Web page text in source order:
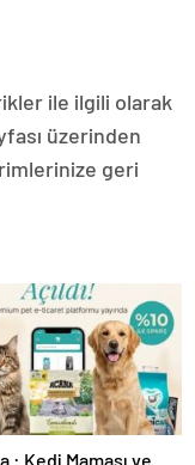
ile ilgili olarak
üzerinden
geri
: Kedi Maması ve